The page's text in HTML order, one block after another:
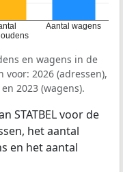
Aantal wagens
en wagens in de
2026 (adressen),
2023 (wagens).
STATBEL voor de
het aantal
en het aantal